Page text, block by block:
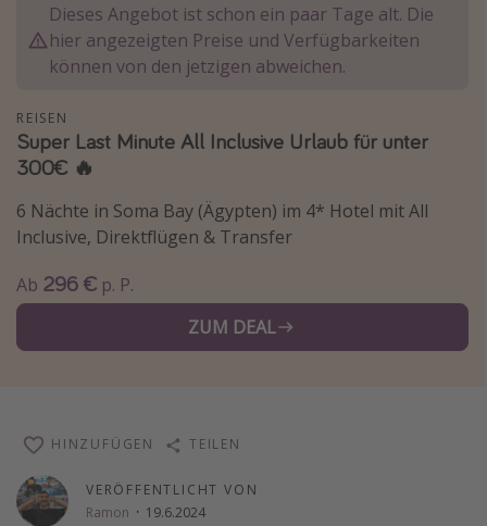
Normandie Urlaub
Goa Urlaub
Kefalonia Urlaub
Krabi Urlaub
Tulum Urlaub
Sri Lanka Rundreise
Japan Rundreise
Disneyland Paris
Roadtrips
Wochenendtrip
Dieses Angebot ist schon ein paar Tage alt. Die
hier angezeigten Preise und Verfügbarkeiten
können von den jetzigen abweichen.
REISEN
Super Last Minute All Inclusive Urlaub für unter
300€ 🔥
6 Nächte in Soma Bay (Ägypten) im 4* Hotel mit All
Inclusive, Direktflügen & Transfer
Ab 296 € p. P.
ZUM DEAL
VERÖFFENTLICHT VON
Ramon · 19.6.2024
HINZUFÜGEN TEILEN